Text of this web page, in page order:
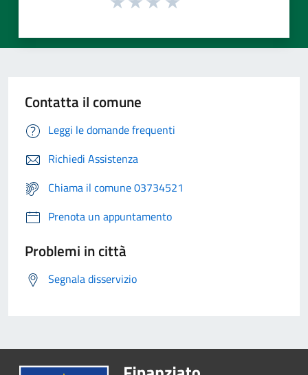
Contatta il comune
Leggi le domande frequenti
Richiedi Assistenza
Chiama il comune 03734521
Prenota un appuntamento
Problemi in città
Segnala disservizio